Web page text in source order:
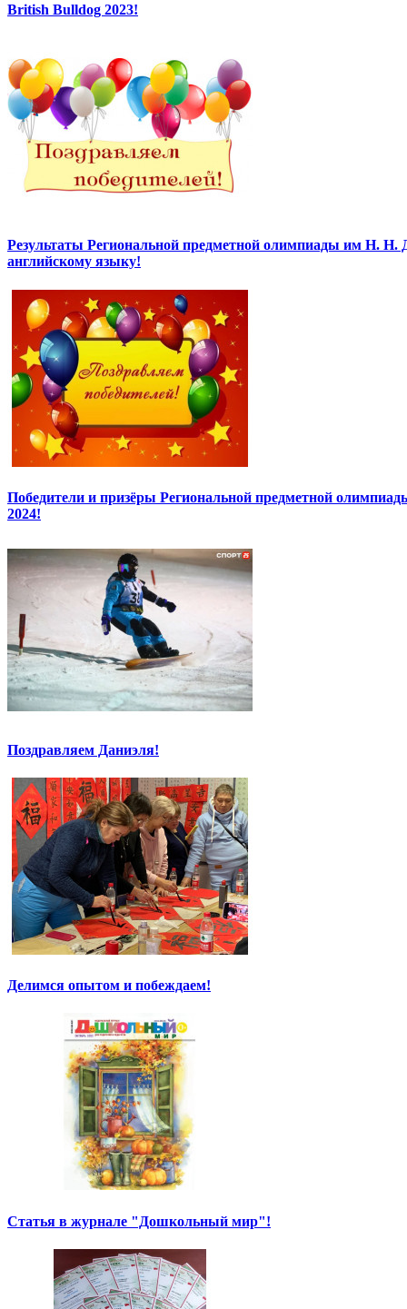
British Bulldog 2023!
Результаты Региональной предметной олимпиады им Н. Н.
английскому языку!
Победители и призёры Региональной предметной
2024!
Поздравляем Даниэля!
Делимся опытом и побеждаем!
Статья в журнале "Дошкольный мир"!